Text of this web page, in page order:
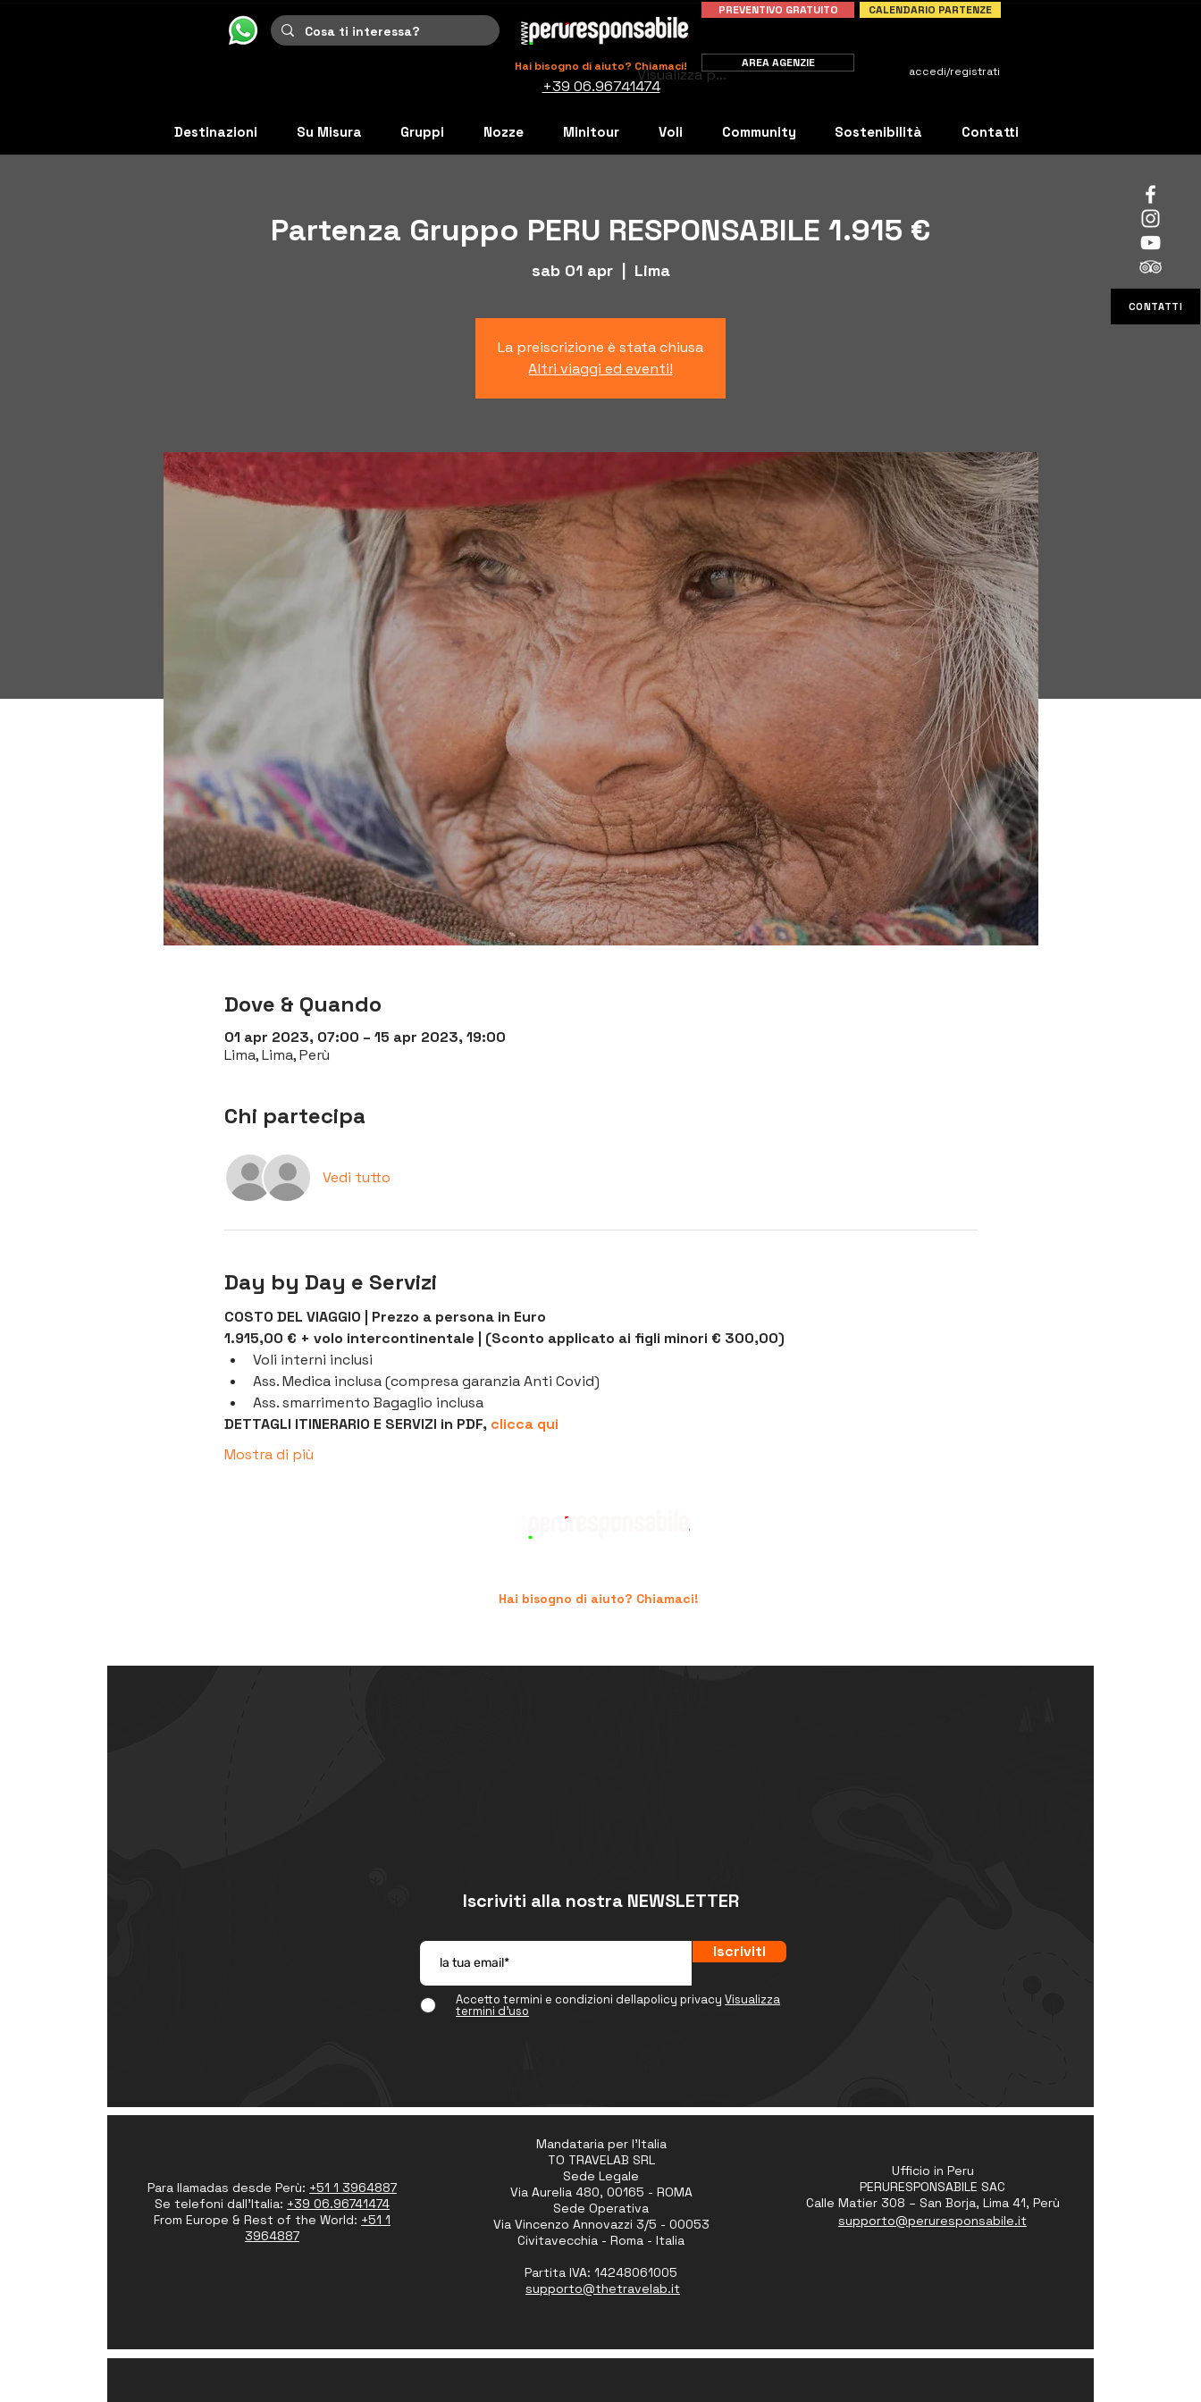
CONTATTI
Hai bisogno di aiuto? Chiamaci!
+39 06.96741474
PREVENTIVO GRATUITO CALENDARIO PARTENZE
accedi/registrati
AREA AGENZIE
Destinazioni Su Misura Gruppi Nozze Minitour Voli Community Sostenibilità Contatti
Visualizza punti
Partenza Gruppo PERU RESPONSABILE 1.915 €
sab 01 apr
  |
Lima
La preiscrizione è stata chiusa
Altri viaggi ed eventi!
Dove & Quando
01 apr 2023, 07:00 – 15 apr 2023, 19:00
Lima, Lima, Perù
Chi partecipa
Vedi tutto
Day by Day e Servizi
COSTO DEL VIAGGIO | Prezzo a persona in Euro
1.915,00 € + volo intercontinentale | (Sconto applicato ai figli minori € 300,00)
Voli interni inclusi
Ass. Medica inclusa (compresa garanzia Anti Covid)
Ass. smarrimento Bagaglio inclusa
DETTAGLI ITINERARIO E SERVIZI in PDF, clicca qui
Mostra di più
Hai bisogno di aiuto? Chiamaci!
Iscriviti alla nostra NEWSLETTER
Iscriviti
Accetto termini e condizioni dellapolicy privacy Visualizza
termini d'uso
Para llamadas desde Perù: +51 1 3964887
Se telefoni dall'Italia: +39 06.96741474
From Europe & Rest of the World: +51 1
3964887
Mandataria per l'Italia
TO TRAVELAB SRL
Sede Legale
Via Aurelia 480, 00165 - ROMA
Sede Operativa
Via Vincenzo Annovazzi 3/5 - 00053
Civitavecchia - Roma - Italia
Partita IVA: 14248061005
supporto@thetravelab.it
Ufficio in Peru
PERURESPONSABILE SAC
Calle Matier 308 – San Borja, Lima 41, Perù
supporto@peruresponsabile.it